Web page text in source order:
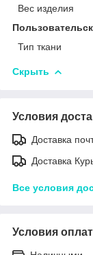
Вес изделия
Тип ткани
Скрыть
Условия
Доставка
Доставка
Все условия
Условия